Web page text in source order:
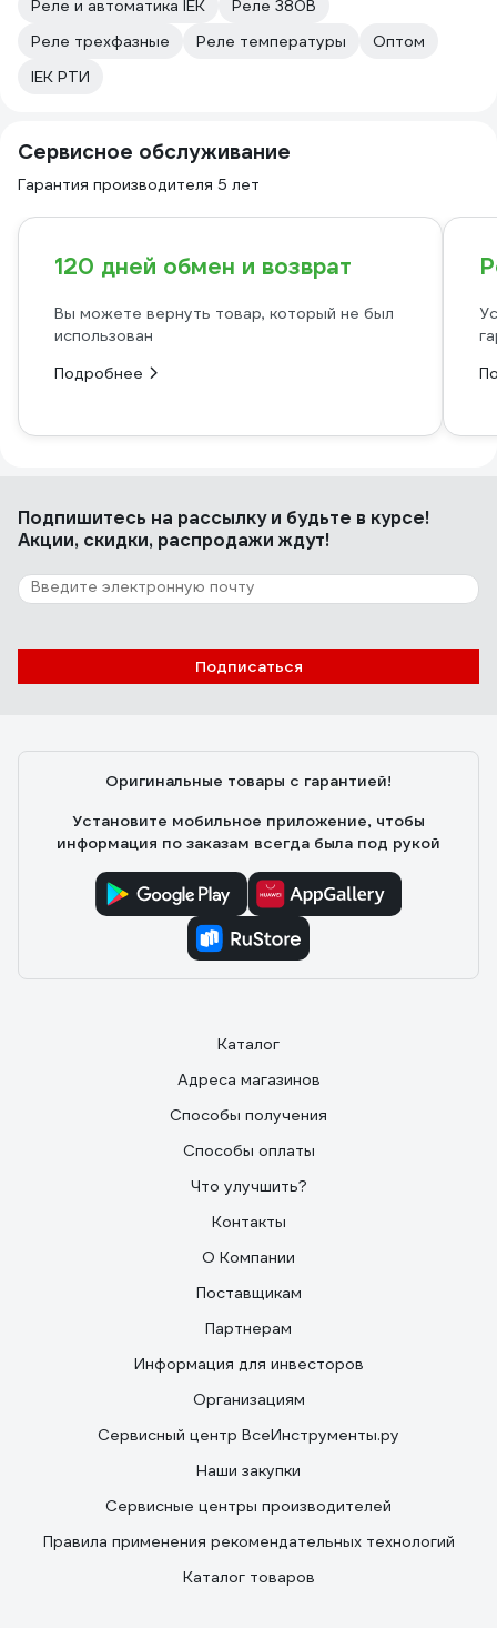
Реле и автоматика IEK
Реле 380В
Реле трехфазные
Реле температуры
Оптом
IEK РТИ
Сервисное обслуживание
Гарантия производителя 5 лет
120 дней обмен и возврат
Вы можете вернуть товар, который не был
использован
Подробнее
Подпишитесь на рассылкуи будьте в курсе!
Акции, скидки, распродажи ждут!
Подписаться
Оригинальные товары с гарантией!
Установите мобильное приложение, чтобы
информация по заказам всегда была под рукой
Каталог
Адреса магазинов
Способы получения
Способы оплаты
Что улучшить?
Контакты
О Компании
Поставщикам
Партнерам
Информация для инвесторов
Организациям
Сервисный центр ВсеИнструменты.ру
Наши закупки
Сервисные центры производителей
Правила применения рекомендательных технологий
Каталог товаров